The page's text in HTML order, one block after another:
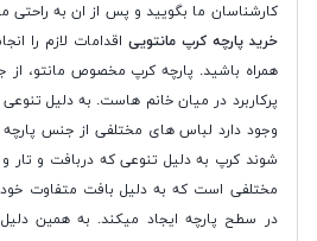
کارشناسان ما بگویید و پس از ان به راحتی
خرید پارچه کرپ مانتویی اقدامات لازم را
همراه باشید. پارچه کرپ مخصوص مانتو، از
پرکاربرد در میان خانم هاست. به دلیل
وجود دارد لباس های مختلفی از جنس پارچه
شوند کرپ به دلیل تنوعی که دربافت و تار و
مختلفی است که به دلیل بافت متفاوت
در سطح پارچه ایجاد میکند. به همین